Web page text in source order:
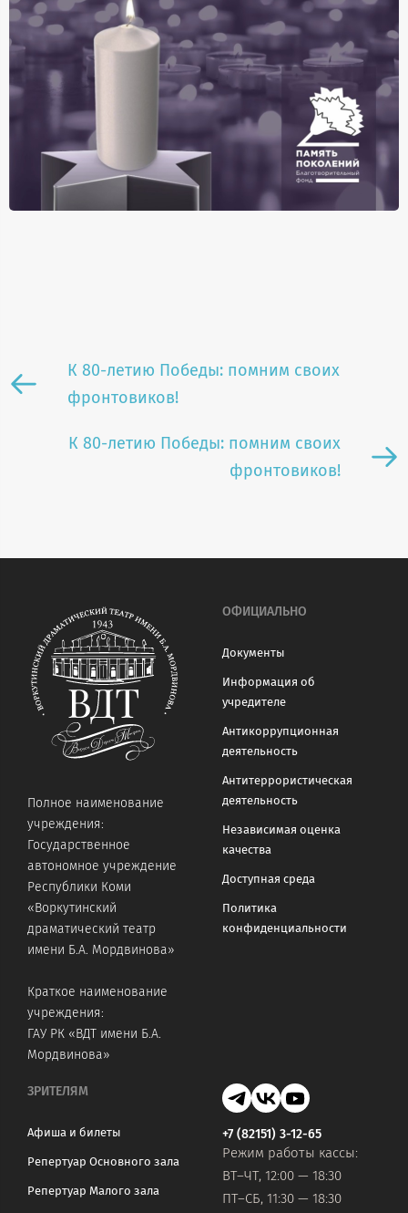
К 80-летию Победы: помним своих
фронтовиков!
К 80-летию Победы: помним своих
фронтовиков!
Полное наименование
учреждения:
Государственное
автономное учреждение
Республики Коми
«Воркутинский
драматический театр
имени Б.А. Мордвинова»
Краткое наименование
учреждения:
ГАУ РК «ВДТ имени Б.А.
Мордвинова»
ОФИЦИАЛЬНО
Документы
Информация об
учредителе
Антикоррупционная
деятельность
Антитеррористическая
деятельность
Независимая оценка
качества
Доступная среда
Политика
конфиденциальности
ЗРИТЕЛЯМ
Афиша и билеты
Репертуар Основного зала
Репертуар Малого зала
+7 (82151) 3-12-65
Режим работы кассы:
ВТ–ЧТ, 12:00 — 18:30
ПТ–СБ, 11:30 — 18:30